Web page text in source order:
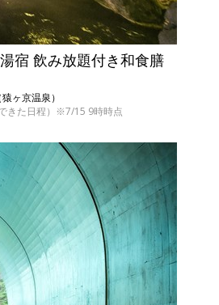
宿 飲み放題付き和食膳
ヶ京温泉）
きた日程）※7/15 9時時点